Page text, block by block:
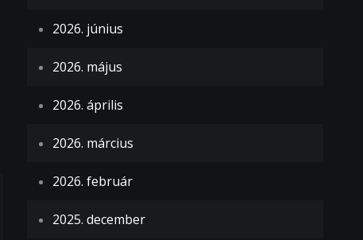
2026. június
2026. május
2026. április
2026. március
2026. február
2025. december